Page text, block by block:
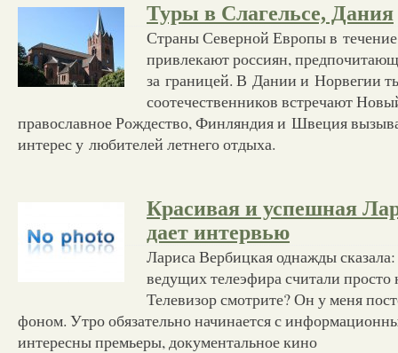
Туры в Слагельсе, Дания
Страны Северной Европы в течение
привлекают россиян,
за границей. В Дании и Норвегии
соотечественников встречают
православное Рождество, Финляндия и Швеция
интерес у любителей летнего отдыха.
Красивая и успешная
дает интервью
Лариса Вербицкая однажды
ведущих телеэфира считали
Телевизор смотрите? Он у меня
фоном. Утро обязательно начинается с
интересны премьеры, документальное кино